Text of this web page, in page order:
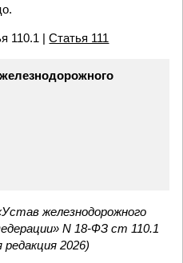
110.1 |Статья 111
железнодорожного
N 18-ФЗ ст 110.1
2026)